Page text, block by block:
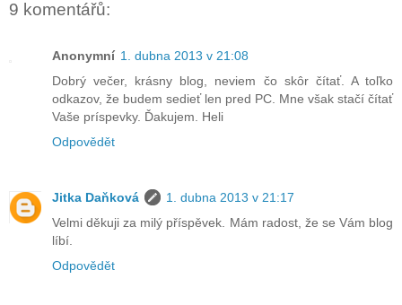
9 komentářů:
Anonymní 1. dubna 2013 v 21:08
Dobrý večer, krásny blog, neviem čo skôr čítať. A toľko
odkazov, že budem sedieť len pred PC. Mne však stačí čítať
Vaše príspevky. Ďakujem. Heli
Odpovědět
Jitka Daňková
1. dubna 2013 v 21:17
Velmi děkuji za milý příspěvek. Mám radost, že se Vám blog
líbí.
Odpovědět